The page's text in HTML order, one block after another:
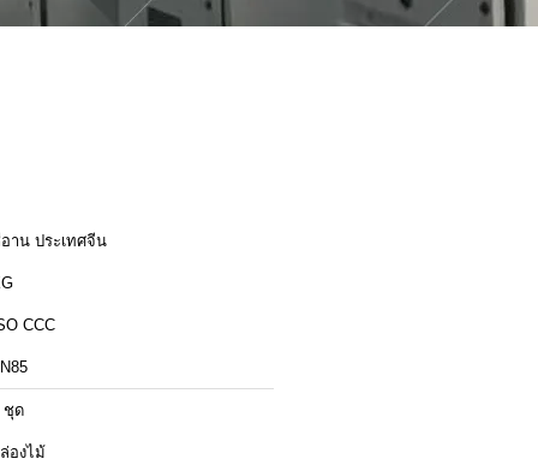
าน ประเทศจีน
CCC
ชุด
องไม้